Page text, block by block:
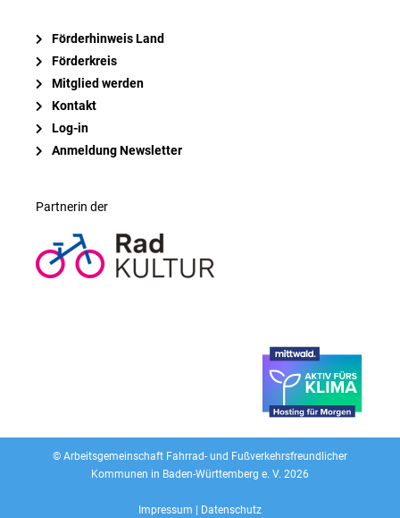
Förderhinweis Land
Förderkreis
Mitglied werden
Kontakt
Log-in
Anmeldung Newsletter
Partnerin der
© Arbeitsgemeinschaft Fahrrad- und Fußverkehrsfreundlicher
Kommunen in Baden-Württemberg e. V. 2026
Impressum Datenschutz